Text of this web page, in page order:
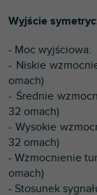
Wyjście
- Moc wyjściowa:
- Niskie
omach)
- Średnie
32 omach)
- Wysokie
32 omach)
- Wzmocnienie
omach)
- Stosunek